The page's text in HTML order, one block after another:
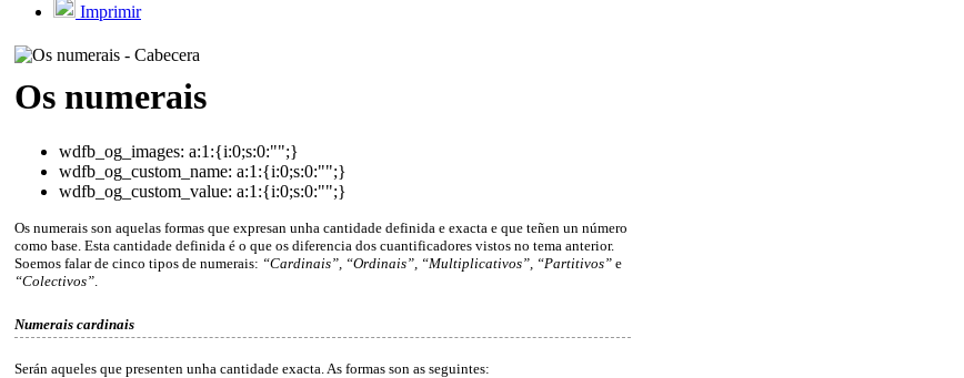
Imprimir
Os numerais
wdfb_og_images: a:1:{i:0;s:0:"";}
wdfb_og_custom_name: a:1:{i:0;s:0:"";}
wdfb_og_custom_value: a:1:{i:0;s:0:"";}
Os numerais son aquelas formas que expresan unha cantidade definida e exacta e que teñen un número
como base. Esta cantidade definida é o que os diferencia dos cuantificadores vistos no tema anterior.
Soemos falar de cinco tipos de numerais: “Cardinais”, “Ordinais”, “Multiplicativos”, “Partitivos” e
“Colectivos”
Numerais cardinais
Serán aqueles que presenten unha cantidade exacta. As formas son as seguintes: